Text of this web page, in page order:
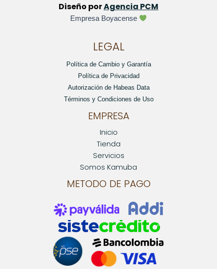
Diseño porAgencia PCM
Empresa Boyacense
LEGAL
Política de Cambio y Garantía
Política de Privacidad
Autorización de Habeas Data
Términos y Condiciones de Uso
EMPRESA
Inicio
Tienda
Servicios
Somos Kamuba
METODO DE PAGO